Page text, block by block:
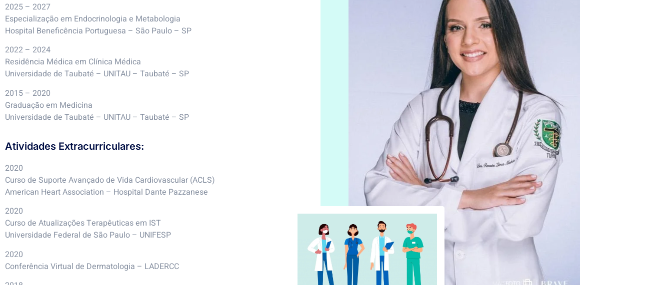
2025 – 2027
Especialização em Endocrinologia e Metabologia
Hospital Beneficência Portuguesa – São Paulo – SP
2022 – 2024
Residência Médica em Clínica Médica
Universidade de Taubaté – UNITAU – Taubaté – SP
2015 – 2020
Graduação em Medicina
Universidade de Taubaté – UNITAU – Taubaté – SP
Atividades Extracurriculares:
2020
Curso de Suporte Avançado de Vida Cardiovascular (ACLS)
American Heart Association – Hospital Dante Pazzanese
2020
Curso de Atualizações Terapêuticas em IST
Universidade Federal de São Paulo – UNIFESP
2020
Conferência Virtual de Dermatologia – LADERCC